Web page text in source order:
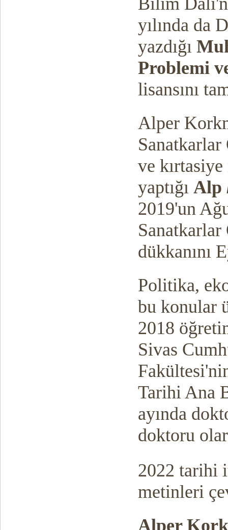
yılında da
yazdığı
Problemi
lisansını
Alper
Sanatkarlar
ve kırtasiye
yaptığı Alp
2019'un
Sanatkarlar
dükkanını
Politika,
bu konular
2018
Sivas
Tarihi Ana
ayında
doktoru
2022 tarihi
metinleri
Alper